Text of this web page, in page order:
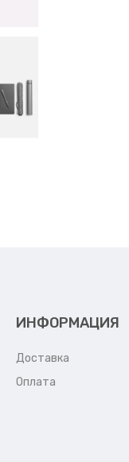
ИНФОРМАЦИЯ
Доставка
Оплата